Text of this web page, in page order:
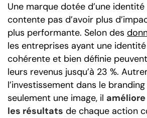
Une marque dotée d’une
contente pas d’avoir plus
plus performante. Selon des
les entreprises ayant une
cohérente et bien définie
leurs revenus jusqu’à 23 %.
l’investissement dans le
seulement une image, il
les résultats de chaque action